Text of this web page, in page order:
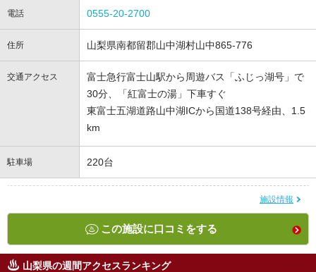
電話 0555-20-2700
住所 山梨県南都留郡山中湖村山中865-776
交通アクセス
富士急行富士山駅から周遊バス「ふじっ湖号」で
30分、「紅富士の湯」下車すぐ
東富士五湖道路山中湖ICから国道138号経由、1.5
km
駐車場 220台
施設情報
この施設に口コミをする
山梨県の週間アクセスランキング